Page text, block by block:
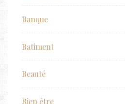
Banque
Batiment
Beauté
Bien être